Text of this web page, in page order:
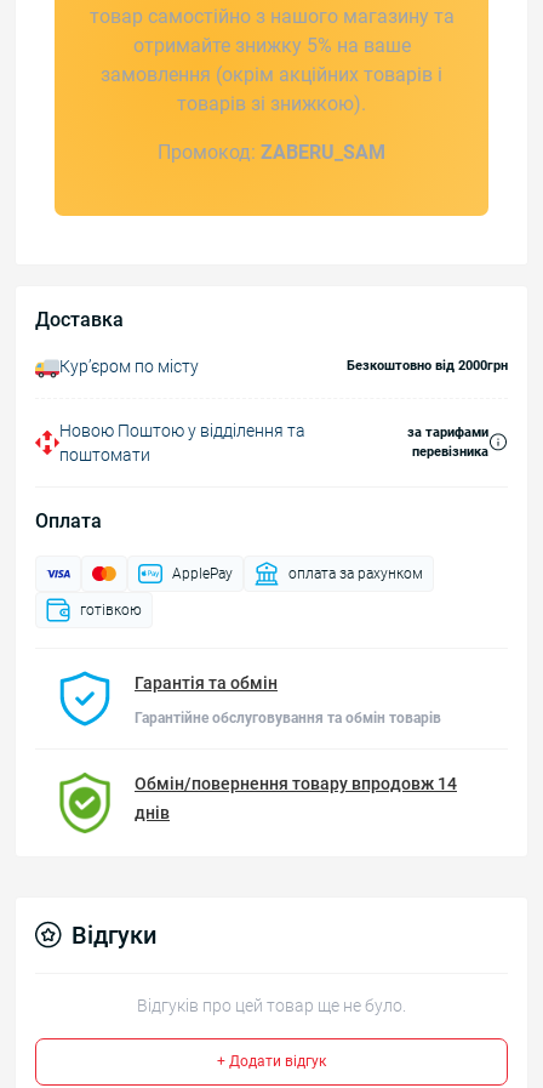
товар самостійно з нашого магазину та
отримайте знижку 5% на ваше
замовлення (окрім акційних товарів і
товарів зі знижкою).
Промокод: ZABERU_SAM
Доставка
Курʼєром по місту Безкоштовно від 2000грн
Новою Поштою у відділення та
поштомати
за тарифами
перевізника
Оплата
ApplePay оплата за рахунком
готівкою
Гарантія та обмін
Гарантійне обслуговування та обмін товарів
Обмін/повернення товару впродовж 14
днів
Відгуки
Відгуків про цей товар ще не було.
+ Додати відгук